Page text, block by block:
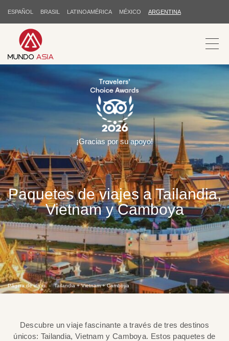
ESPAÑOL BRASIL LATINOAMÉRICA MÉXICO ARGENTINA
Paquetes de viajes a Tailandia,
Vietnam y Camboya
Página de inicio Tailandia + Vietnam + Camboya
¡Gracias por su apoyo!
Descubre un viaje fascinante a través de tres destinos
únicos: Tailandia, Vietnam y Camboya. Estos paquetes de